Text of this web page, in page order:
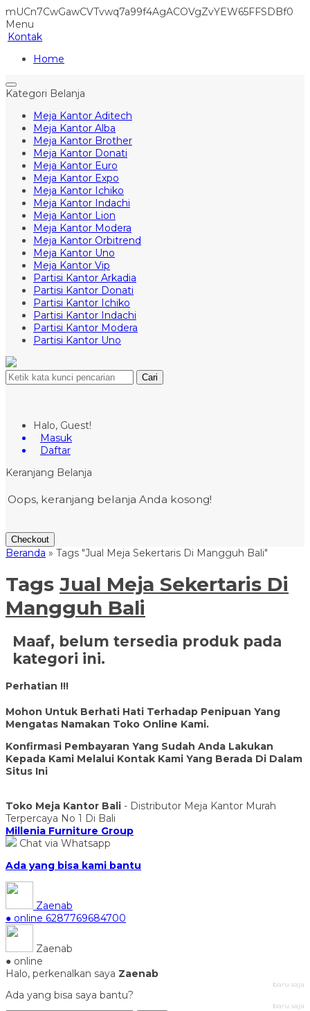
mUCn7CwGawCVTvwq7a99f4AgACOVgZvYEW65FFSDBf0
Menu
Kontak
Home
Kategori Belanja
Meja Kantor Aditech
Meja Kantor Alba
Meja Kantor Brother
Meja Kantor Donati
Meja Kantor Euro
Meja Kantor Expo
Meja Kantor Ichiko
Meja Kantor Indachi
Meja Kantor Lion
Meja Kantor Modera
Meja Kantor Orbitrend
Meja Kantor Uno
Meja Kantor Vip
Partisi Kantor Arkadia
Partisi Kantor Donati
Partisi Kantor Ichiko
Partisi Kantor Indachi
Partisi Kantor Modera
Partisi Kantor Uno
Cari
Halo, Guest!
Masuk
Daftar
Keranjang Belanja
Oops, keranjang belanja Anda kosong!
Checkout
Beranda » Tags "Jual Meja Sekertaris Di Mangguh Bali"
Tags Jual Meja Sekertaris Di
Mangguh Bali
Maaf, belum tersedia produk pada
kategori ini.
Perhatian !!!
Mohon Untuk Berhati Hati Terhadap Penipuan Yang
Mengatas Namakan Toko Online Kami.
Konfirmasi Pembayaran Yang Sudah Anda Lakukan
Kepada Kami Melalui Kontak Kami Yang Berada Di Dalam
Situs Ini
Toko Meja Kantor Bali - Distributor Meja Kantor Murah
Terpercaya No 1 Di Bali
Millenia Furniture Group
Chat via Whatsapp
Ada yang bisa kami bantu
Zaenab
● online 6287769684700
Zaenab
● online
Halo, perkenalkan saya Zaenab
baru saja
Ada yang bisa saya bantu?
baru saja